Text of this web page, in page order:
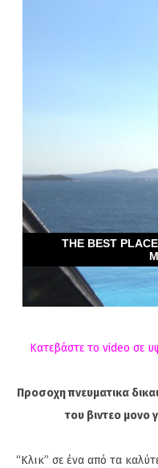
Κατεβάστε το video σε
Προσοχη πνευματικα
του βιντεο μονο
“Κλικ” σε ένα από τα